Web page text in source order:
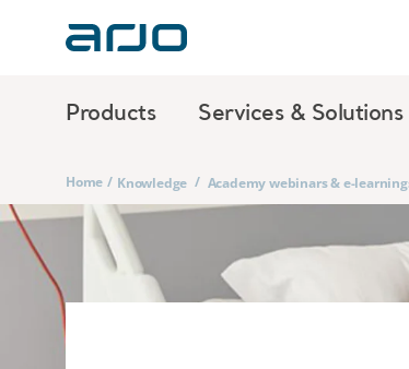
Products Services & Solutions
Home / Knowledge / Academy webinars & e-